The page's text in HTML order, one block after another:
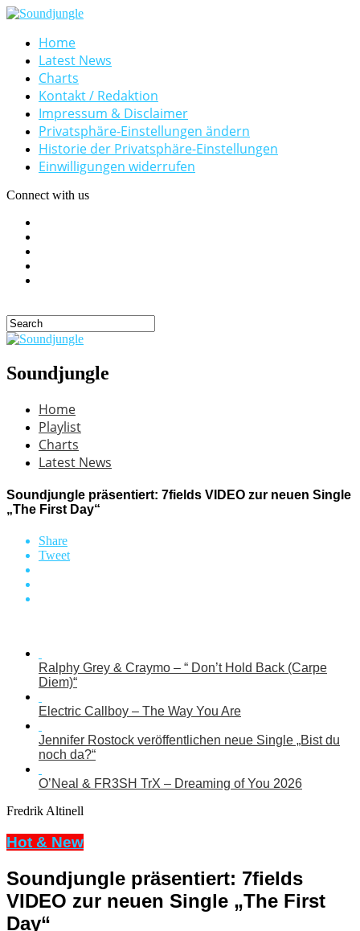
Home
Latest News
Charts
Kontakt / Redaktion
Impressum & Disclaimer
Privatsphäre-Einstellungen ändern
Historie der Privatsphäre-Einstellungen
Einwilligungen widerrufen
Connect with us
Soundjungle
Home
Playlist
Charts
Latest News
Soundjungle präsentiert: 7fields VIDEO zur neuen Single
„The First Day“
Share
Tweet
Ralphy Grey & Craymo – “ Don’t Hold Back (Carpe
Diem)“
Electric Callboy – The Way You Are
Jennifer Rostock veröffentlichen neue Single „Bist du
noch da?“
O’Neal & FR3SH TrX – Dreaming of You 2026
Fredrik Altinell
Hot & New
Soundjungle präsentiert: 7fields
VIDEO zur neuen Single „The First
Day“